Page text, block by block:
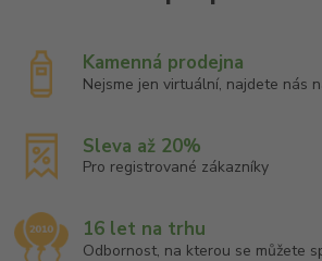
Kamenná prodejna
Nejsme jen virtuální, najdete nás
Sleva až 20%
Pro registrované zákazníky
16 let na trhu
Odbornost, na kterou se můžete